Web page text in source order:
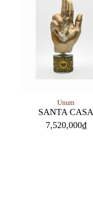
Unum
SANTA CASA
7,520,000₫